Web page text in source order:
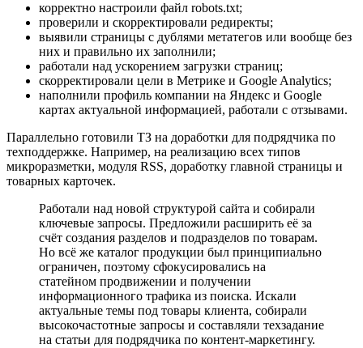
корректно настроили файл robots.txt;
проверили и скорректировали редиректы;
выявили страницы с дублями метатегов или вообще без
них и правильно их заполнили;
работали над ускорением загрузки страниц;
скорректировали цели в Метрике и Google Analytics;
наполнили профиль компании на Яндекс и Google
картах актуальной информацией, работали с отзывами.
Параллельно готовили ТЗ на доработки для подрядчика по
техподдержке. Например, на реализацию всех типов
микроразметки, модуля RSS, доработку главной страницы и
товарных карточек.
Работали над новой структурой сайта и собирали
ключевые запросы. Предложили расширить её за
счёт создания разделов и подразделов по товарам.
Но всё же каталог продукции был принципиально
ограничен, поэтому сфокусировались на
статейном продвижении и получении
информационного трафика из поиска. Искали
актуальные темы под товары клиента, собирали
высокочастотные запросы и составляли техзадание
на статьи для подрядчика по контент-маркетингу.